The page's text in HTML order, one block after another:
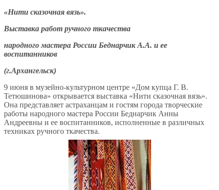
«Нити сказочная вязь».
Выставка работ ручного ткачества
народного мастера России Беднарчик А.А. и ее
воспитанников
(г.Архангельск)
9 июня в музейно-культурном центре «Дом купца Г. В.
Тетюшинова» открывается выставка «Нити сказочная вязь».
Она представляет астраханцам и гостям города творческие
работы народного мастера России Беднарчик Анны
Андреевны и ее воспитанников, исполненные в различных
техниках ручного ткачества.